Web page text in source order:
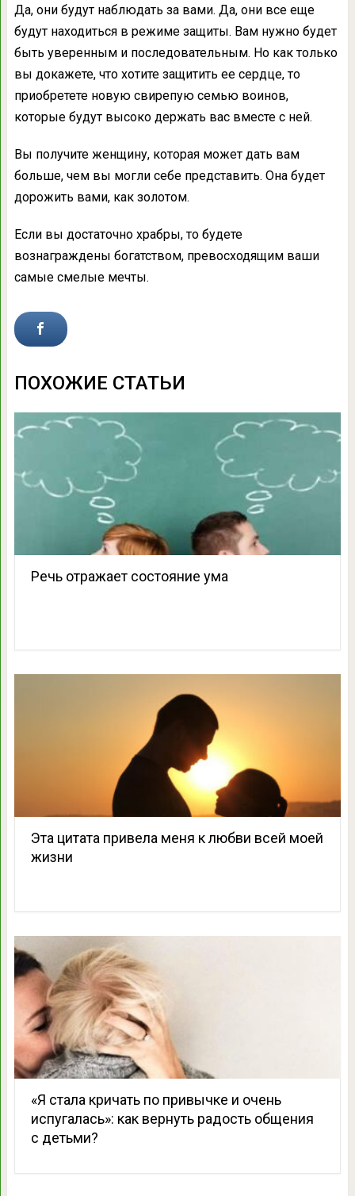
Да, они будут наблюдать за вами. Да, они все еще
будут находиться в режиме защиты. Вам нужно будет
быть уверенным и последовательным. Но как только
вы докажете, что хотите защитить ее сердце, то
приобретете новую свирепую семью воинов,
которые будут высоко держать вас вместе с ней.
Вы получите женщину, которая может дать вам
больше, чем вы могли себе представить. Она будет
дорожить вами, как золотом.
Если вы достаточно храбры, то будете
вознаграждены богатством, превосходящим ваши
самые смелые мечты.
ПОХОЖИЕ СТАТЬИ
Речь отражает состояние ума
Эта цитата привела меня к любви всей моей
жизни
«Я стала кричать по привычке и очень
испугалась»: как вернуть радость общения
с детьми?